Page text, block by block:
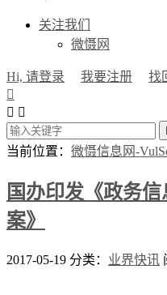
关注我们
微慑网
Hi, 请登录 我要注册
找

 
当前位置： 微慑信息网-
国办印发《政务
案》
2017-05-19 分类： 业界快讯